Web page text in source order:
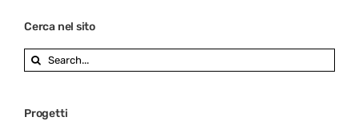
Cerca nel sito
Search
for:
Progetti